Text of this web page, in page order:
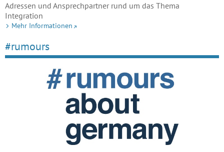
Adressen und Ansprechpartner rund um das Thema
Integration
Mehr Informationen
#rumours